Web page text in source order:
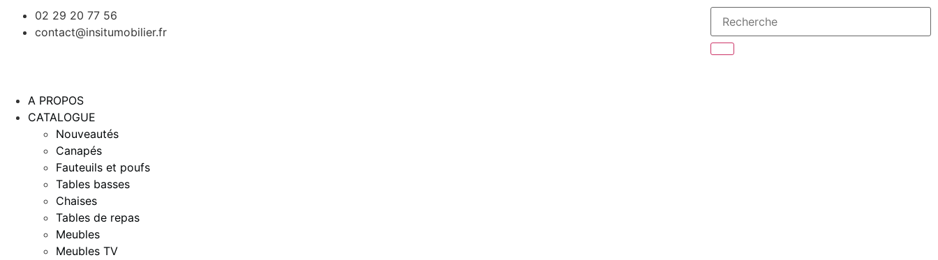
02 29 20 77 56
contact@insitumobilier.fr
A PROPOS
CATALOGUE
Nouveautés
Canapés
Fauteuils et poufs
Tables basses
Chaises
Tables de repas
Meubles
Meubles TV